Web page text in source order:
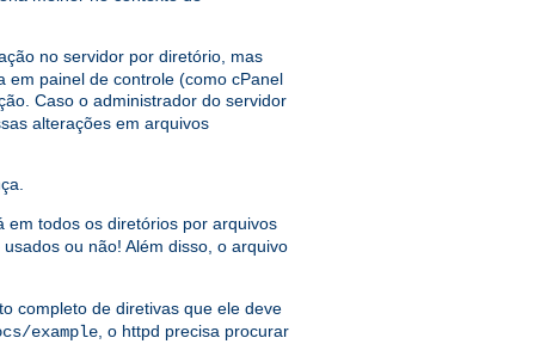
no servidor por diretório, mas
em painel de controle (como cPanel
Caso o administrador do servidor
alterações em arquivos
em todos os diretórios por arquivos
ou não! Além disso, o arquivo
completo de diretivas que ele deve
example, o httpd precisa procurar